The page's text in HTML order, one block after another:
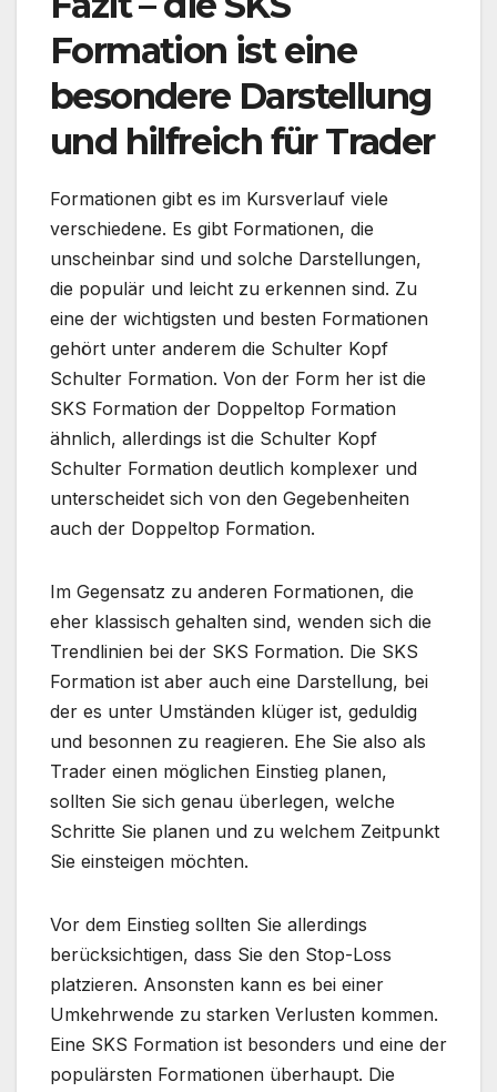
Formation ist eine
besondere Darstellung
und hilfreich für Trader
Formationen gibt es im Kursverlauf viele
verschiedene. Es gibt Formationen, die
unscheinbar sind und solche Darstellungen,
die populär und leicht zu erkennen sind. Zu
eine der wichtigsten und besten Formationen
gehört unter anderem die Schulter Kopf
Schulter Formation. Von der Form her ist die
SKS Formation der Doppeltop Formation
ähnlich, allerdings ist die Schulter Kopf
Schulter Formation deutlich komplexer und
unterscheidet sich von den Gegebenheiten
auch der Doppeltop Formation.
Im Gegensatz zu anderen Formationen, die
eher klassisch gehalten sind, wenden sich die
Trendlinien bei der SKS Formation. Die SKS
Formation ist aber auch eine Darstellung, bei
der es unter Umständen klüger ist, geduldig
und besonnen zu reagieren. Ehe Sie also als
Trader einen möglichen Einstieg planen,
sollten Sie sich genau überlegen, welche
Schritte Sie planen und zu welchem Zeitpunkt
Sie einsteigen möchten.
Vor dem Einstieg sollten Sie allerdings
berücksichtigen, dass Sie den Stop-Loss
platzieren. Ansonsten kann es bei einer
Umkehrwende zu starken Verlusten kommen.
Eine SKS Formation ist besonders und eine der
populärsten Formationen überhaupt. Die